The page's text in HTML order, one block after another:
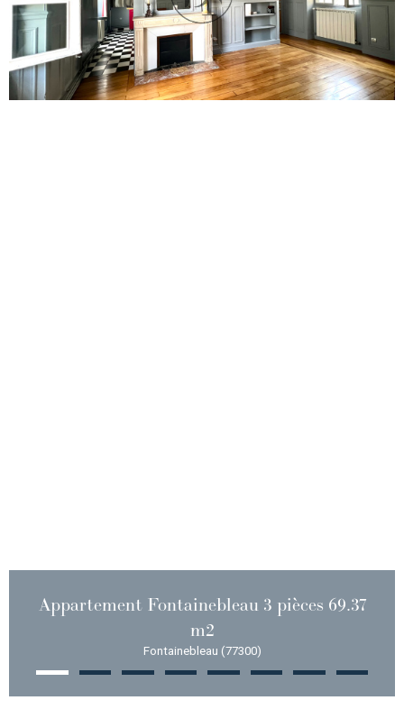
Appartement Fontainebleau 3 pièces 69.37
m2
Fontainebleau (77300)